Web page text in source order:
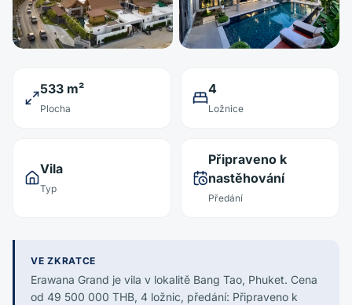
533 m²
Plocha
4
Ložnice
Vila
Typ
Připraveno k
nastěhování
Předání
VE ZKRATCE
Erawana Grand je vila v lokalitě Bang Tao, Phuket. Cena
od 49 500 000 THB, 4 ložnic, předání: Připraveno k